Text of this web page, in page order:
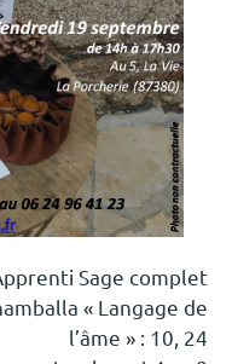
Sage complet
« Langage de
l’âme » : 10, 24